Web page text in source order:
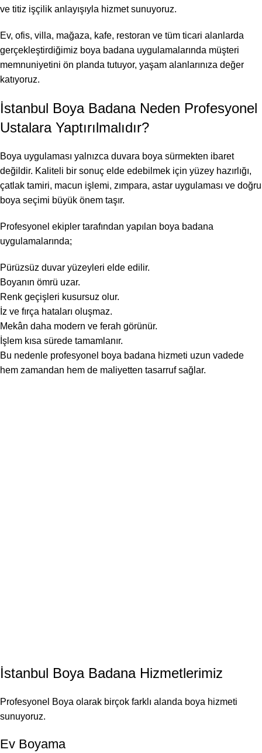
ve titiz işçilik anlayışıyla hizmet sunuyoruz.
Ev, ofis, villa, mağaza, kafe, restoran ve tüm ticari alanlarda
gerçekleştirdiğimiz boya badana uygulamalarında müşteri
memnuniyetini ön planda tutuyor, yaşam alanlarınıza değer
katıyoruz.
İstanbul Boya Badana Neden Profesyonel
Ustalara Yaptırılmalıdır?
Boya uygulaması yalnızca duvara boya sürmekten ibaret
değildir. Kaliteli bir sonuç elde edebilmek için yüzey hazırlığı,
çatlak tamiri, macun işlemi, zımpara, astar uygulaması ve doğru
boya seçimi büyük önem taşır.
Profesyonel ekipler tarafından yapılan boya badana
uygulamalarında;
Pürüzsüz duvar yüzeyleri elde edilir.
Boyanın ömrü uzar.
Renk geçişleri kusursuz olur.
İz ve fırça hataları oluşmaz.
Mekân daha modern ve ferah görünür.
İşlem kısa sürede tamamlanır.
Bu nedenle profesyonel boya badana hizmeti uzun vadede
hem zamandan hem de maliyetten tasarruf sağlar.
İstanbul Boya BadanaHizmetlerimiz
Profesyonel Boya olarak birçok farklı alanda boya hizmeti
sunuyoruz.
Ev Boyama